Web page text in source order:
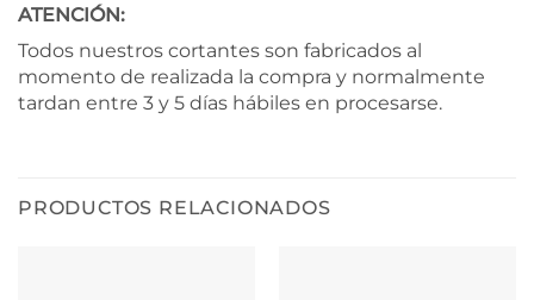
ATENCIÓN:
Todos nuestros cortantes son fabricados al
momento de realizada la compra y normalmente
tardan entre 3 y 5 días hábiles en procesarse.
PRODUCTOS RELACIONADOS